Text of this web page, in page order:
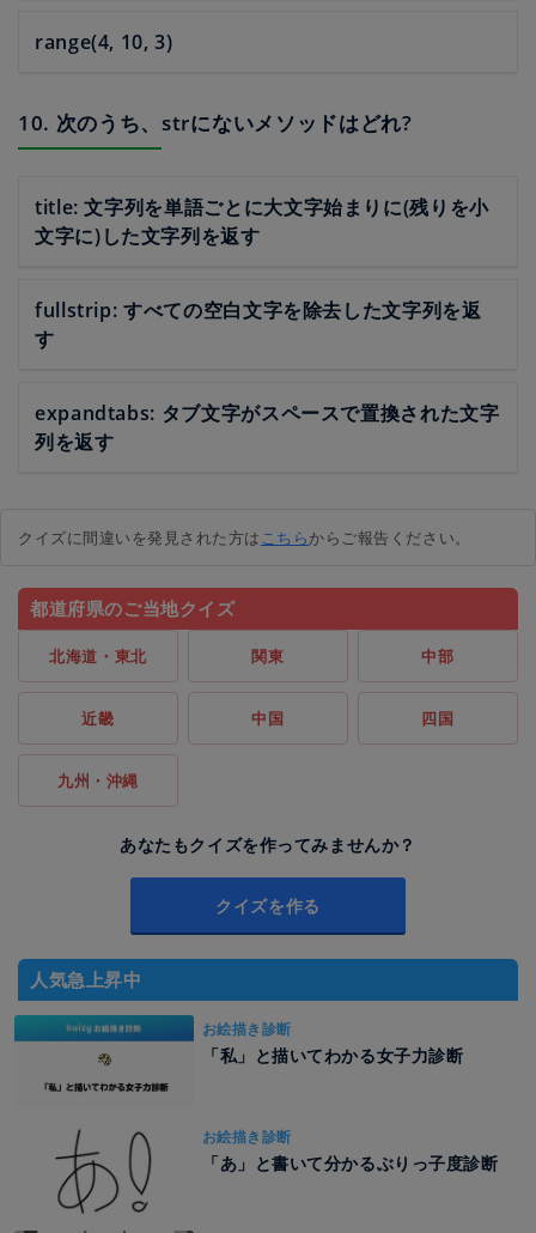
range(4, 10, 3)
10. 次のうち、strにないメソッドはどれ?
title: 文字列を単語ごとに大文字始まりに(残りを小
文字に)した文字列を返す
fullstrip: すべての空白文字を除去した文字列を返
す
expandtabs: タブ文字がスペースで置換された文字
列を返す
クイズに間違いを発見された方はこちらからご報告ください。
都道府県のご当地クイズ
北海道・東北 関東 中部
近畿 中国 四国
九州・沖縄
あなたもクイズを作ってみませんか？
クイズを作る
人気急上昇中
お絵描き診断
「私」と描いてわかる女子力診断
お絵描き診断
「あ」と書いて分かるぶりっ子度診断